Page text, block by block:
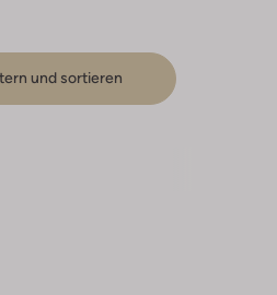
und sortieren